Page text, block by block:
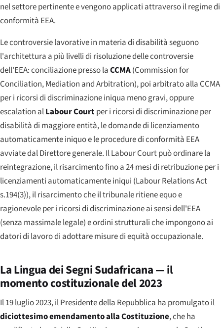
nel settore pertinente e vengono applicati attraverso il regime di
conformità EEA.
Le controversie lavorative in materia di disabilità seguono
l'architettura a più livelli di risoluzione delle controversie
dell'EEA: conciliazione presso laCCMA(Commission for
Conciliation, Mediation and Arbitration), poi arbitrato alla CCMA
per i ricorsi di discriminazione iniqua meno gravi, oppure
escalation alLabour Courtper i ricorsi di discriminazione per
disabilità di maggiore entità, le domande di licenziamento
automaticamente iniquo e le procedure di conformità EEA
avviate dal Direttore generale. IlLabour Courtpuò ordinare la
reintegrazione, il risarcimento fino a 24 mesi di retribuzione per i
licenziamenti automaticamente iniqui (Labour Relations Act
s.194(3)), il risarcimento che il tribunale ritiene equo e
ragionevole per i ricorsi di discriminazione ai sensi dell'EEA
(senza massimale legale) e ordini strutturali che impongono ai
datori di lavoro di adottare misure di equità occupazionale.
La Lingua dei Segni Sudafricana — il
momento costituzionale del 2023
Il 19 luglio 2023, il Presidente della Repubblica ha promulgato il
diciottesimo emendamento alla Costituzione, che ha